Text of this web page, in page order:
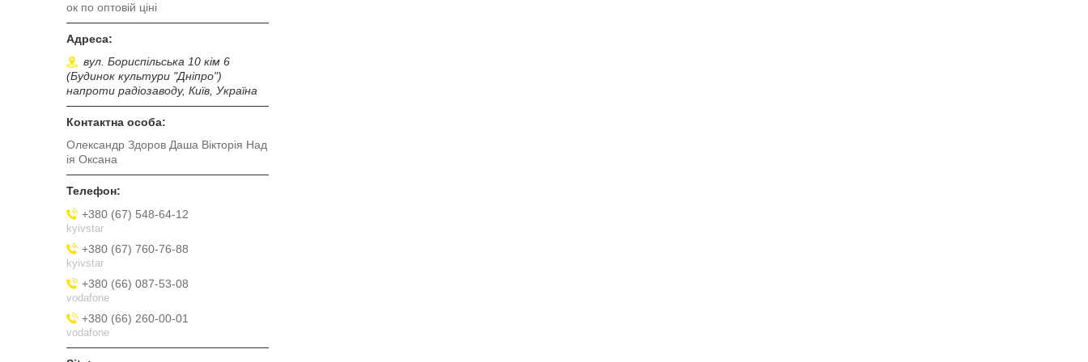
ок по оптовій ціні
вул. Бориспільська 10 кім 6
(Будинок культури "Дніпро")
напроти радіозаводу, Київ, Україна
Олександр Здоров Даша Вікторія Над
ія Оксана
+380 (67) 548-64-12
kyivstar
+380 (67) 760-76-88
kyivstar
+380 (66) 087-53-08
vodafone
+380 (66) 260-00-01
vodafone